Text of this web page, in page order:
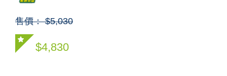
售價： $5,030
$4,830